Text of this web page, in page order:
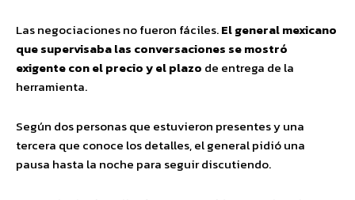
Las negociaciones no fueron fáciles.El general mexicano
que supervisaba las conversaciones se mostró
exigente con el precio y el plazo de entrega de la
herramienta.
Según dos personas que estuvieron presentes y una
tercera que conoce los detalles, el general pidió una
pausa hasta la noche para seguir discutiendo.